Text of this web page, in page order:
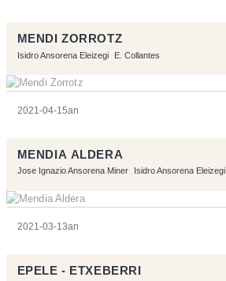
MENDI ZORROTZ
Isidro Ansorena Eleizegi E. Collantes
2021-04-15an
MENDIA ALDERA
Jose Ignazio Ansorena Miner Isidro Ansorena Eleizegi
2021-03-13an
EPELE - ETXEBERRI